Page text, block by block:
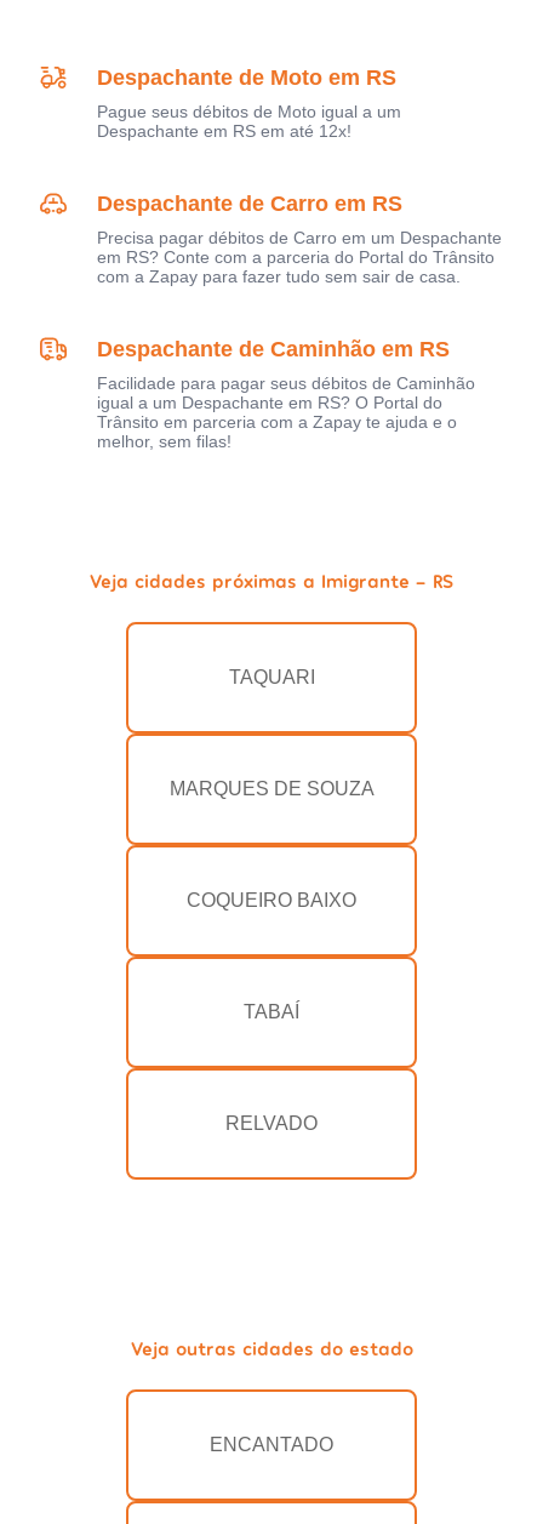
Despachante de Moto em RS
Pague seus débitos de Moto igual a um
Despachante em RS em até 12x!
Despachante de Carro em RS
Precisa pagar débitos de Carro em um Despachante
em RS? Conte com a parceria do Portal do Trânsito
com a Zapay para fazer tudo sem sair de casa.
Despachante de Caminhão em RS
Facilidade para pagar seus débitos de Caminhão
igual a um Despachante em RS? O Portal do
Trânsito em parceria com a Zapay te ajuda e o
melhor, sem filas!
Veja cidades próximas a Imigrante - RS
TAQUARI
MARQUES DE SOUZA
COQUEIRO BAIXO
TABAÍ
RELVADO
Veja outras cidades do estado
ENCANTADO